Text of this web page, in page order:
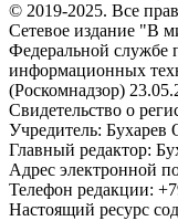
© 2019-2025. Все
Сетевое издание "В
Федеральной службе
информационных
(Роскомнадзор)
Свидетельство о
Учредитель: Бухарев
Главный редактор:
Адрес электронной
Телефон редакции:
Настоящий ресурс